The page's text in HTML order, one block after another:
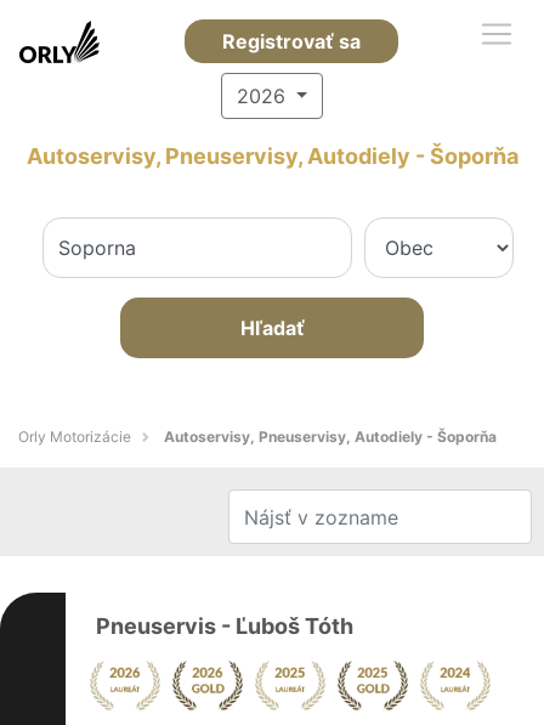
Registrovať sa
2026
Autoservisy, Pneuservisy, Autodiely - Šoporňa
Hľadať
Orly Motorizácie Autoservisy, Pneuservisy, Autodiely - Šoporňa
Pneuservis - Ľuboš Tóth